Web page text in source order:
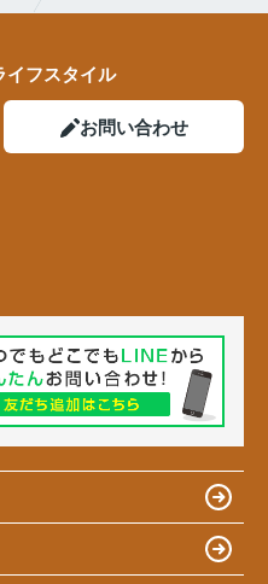
イフスタイル
お問い合わせ